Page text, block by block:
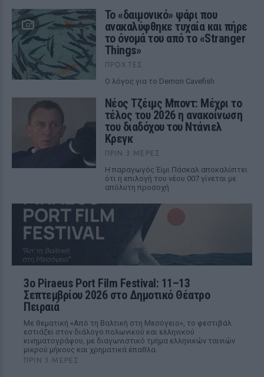
Το «δαιμονικό» ψάρι που
ανακαλύφθηκε τυχαία και πήρε
το όνομά του από το «Stranger
Things»
ΠΡΟΧΤΈΣ
Ο λόγος για το Demon Cavefish
Νέος Τζέιμς Μποντ: Μέχρι το
τέλος του 2026 η ανακοίνωση
του διαδόχου του Ντάνιελ
Κρεγκ
ΠΡΙΝ 3 ΜΈΡΕΣ
Η παραγωγός Έιμι Πάσκαλ αποκαλύπτει
ότι η επιλογή του νέου 007 γίνεται με
απόλυτη προσοχή
3ο Piraeus Port Film Festival: 11–13
Σεπτεμβρίου 2026 στο Δημοτικό Θέατρο
Πειραιά
Με θεματική «Από τη Βαλτική στη Μεσόγειο», το φεστιβάλ
εστιάζει στον διάλογο πολωνικού και ελληνικού
κινηματογράφου, με διαγωνιστικό τμήμα ελληνικών ταινιών
μικρού μήκους και χρηματικά έπαθλα.
ΠΡΙΝ 3 ΜΈΡΕΣ